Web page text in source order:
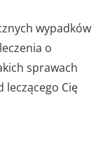
wypadków
o
sprawach
leczącego Cię